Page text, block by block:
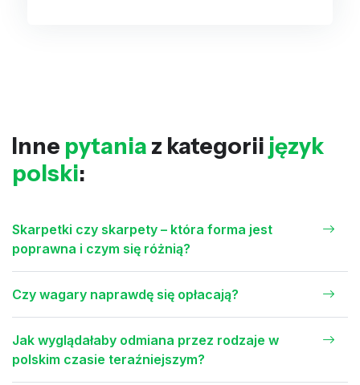
Inne pytania z kategorii język
polski:
Skarpetki czy skarpety – która forma jest
poprawna i czym się różnią?
Czy wagary naprawdę się opłacają?
Jak wyglądałaby odmiana przez rodzaje w
polskim czasie teraźniejszym?